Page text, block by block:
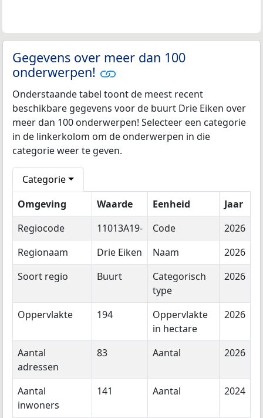
Gegevens over meer dan 100
onderwerpen!
Onderstaande tabel toont de meest recent
beschikbare gegevens voor de buurt Drie Eiken over
meer dan 100 onderwerpen! Selecteer een categorie
in de linkerkolom om de onderwerpen in die
categorie weer te geven.
Categorie
Omgeving
Waarde Eenheid
Jaar
Regiocode
11013A19- Code
2026
Regionaam
Drie Eiken Naam
2026
Soort regio
Buurt
Categorisch
type
2026
Oppervlakte 194
Oppervlakte
in hectare
2026
Aantal
adressen
83 Aantal 2026
Aantal
inwoners
141 Aantal 2024